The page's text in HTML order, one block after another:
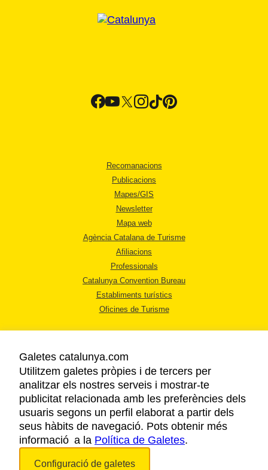
Recomanacions
Publicacions
Mapes/GIS
Newsletter
Mapa web
Agència Catalana de Turisme
Afiliacions
Professionals
Catalunya Convention Bureau
Establiments turístics
Oficines de Turisme
AVÍS LEGAL
POLÍTICA DE PRIVACITAT
COOKIES
ACCESSIBILITAT
Galetes catalunya.com
Utilitzem galetes pròpies i de tercers per
analitzar els nostres serveis i mostrar-te
publicitat relacionada amb les preferències dels
usuaris segons un perfil elaborat a partir dels
seus hàbits de navegació. Pots obtenir més
informació a la Política de Galetes.
Configuració de galetes